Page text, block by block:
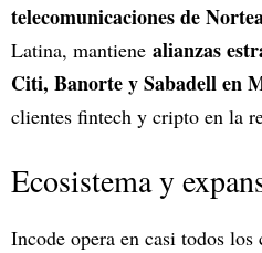
telecomunicaciones de
Latina, mantiene alianzas
Citi, Banorte y Sabadell en
clientes fintech y cripto en la
Ecosistema y
Incode opera en casi todos los